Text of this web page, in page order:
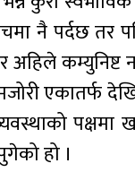
नै पर्दछ तर
कम्युनिष्ट
एकातर्फ
हो ।